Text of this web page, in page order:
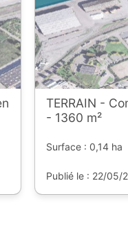
TERRAIN -
- 1360 m²
Surface : 0,14 ha
Publié le : 22/05/